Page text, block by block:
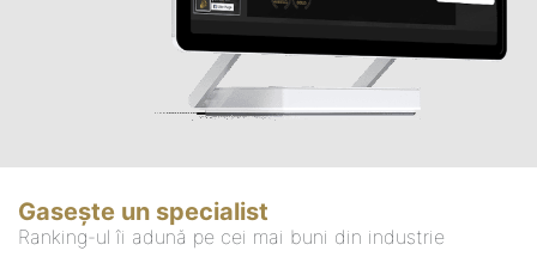
Gasește un specialist
Ranking-ul îi adună pe cei mai buni din industrie